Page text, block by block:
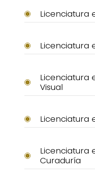
Licenciatura
Licenciatura
Licenciatura
Visual
Licenciatura
Licenciatura
Curaduría